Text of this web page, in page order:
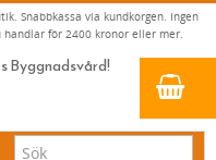
Snabbkassa via kundkorgen. Ingen
för 2400 kronor eller mer.
Byggnadsvård!